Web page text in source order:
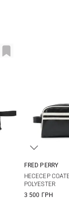
FRED PERRY
НЕСЕСЕР
POLYESTER
3 500 ГРН